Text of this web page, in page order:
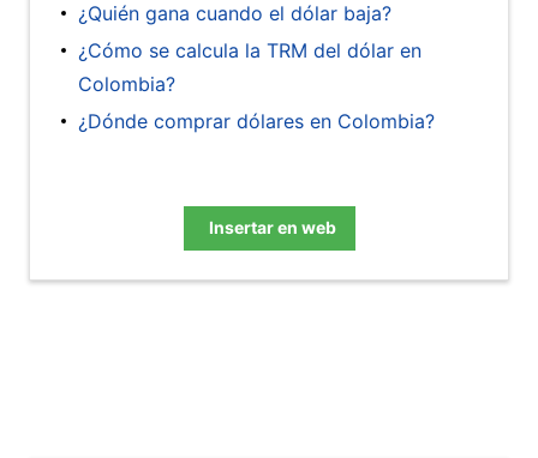
¿Quién gana cuando el dólar baja?
¿Cómo se calcula la TRM del dólar en
Colombia?
¿Dónde comprar dólares en Colombia?
Insertar en web